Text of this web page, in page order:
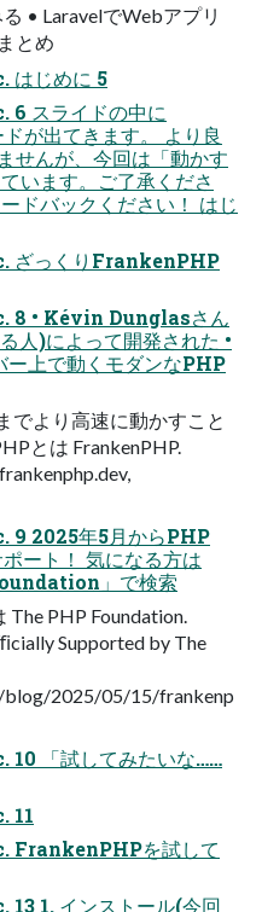
• LaravelでWebアプリ
とめ
はじめに 5
スライドの中に
が出てきます。 より良
せんが、今回は「動かす
います。ご了承くださ
ドバックください！ はじ
ざっくりFrankenPHP
8 • Kévin Dunglasさん
)によって開発された •
上で動くモダンなPHP
でより高速に動かすこと
とは FrankenPHP.
9 2025年5月からPHP
ート！ 気になる方は
」で検索
The PHP Foundation.
Supported by The
2025/05/15/frankenp
「試してみたいな……
11
FrankenPHPを試して
1. インストール(今回